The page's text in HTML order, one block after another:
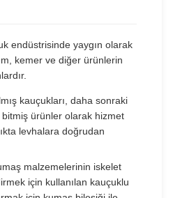
endüstrisinde yaygın olarak
kemer ve diğer ürünlerin
kauçukları, daha sonraki
bitmiş ürünler olarak hizmet
levhalara doğrudan
malzemelerinin iskelet
için kullanılan kauçuklu